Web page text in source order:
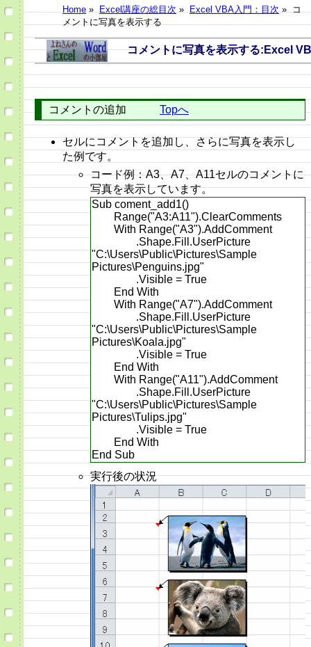
Home» Excel講座の総目次» Excel VBA入門：目次» コ
メントに写真を表示する
コメントに写真を表示する:Excel
コメントの追加 Topへ
セルにコメントを追加し、さらに写真を表示し
た例です。
コード例：A3、A7、A11セルのコメントに
写真を表示しています。
Sub coment_add1()
Range("A3:A11").ClearComments
With Range("A3").AddComment
.Shape.Fill.UserPicture
"C:\Users\Public\Pictures\Sample
Pictures\Penguins.jpg"
.Visible = True
End With
With Range("A7").AddComment
.Shape.Fill.UserPicture
"C:\Users\Public\Pictures\Sample
Pictures\Koala.jpg"
.Visible = True
End With
With Range("A11").AddComment
.Shape.Fill.UserPicture
"C:\Users\Public\Pictures\Sample
Pictures\Tulips.jpg"
.Visible = True
End With
End Sub
実行後の状況